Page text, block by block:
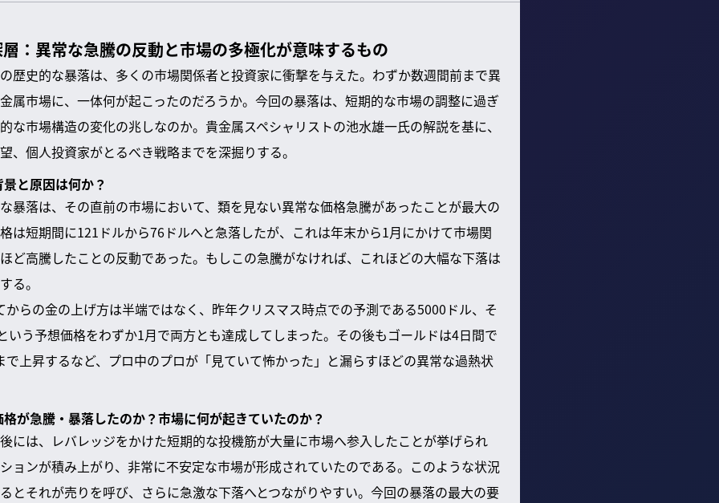
：異常な急騰の反動と市場の多極化が意味するもの
歴史的な暴落は、多くの市場関係者と投資家に衝撃を与えた。わずか数週間前まで異
属市場に、一体何が起こったのだろうか。今回の暴落は、短期的な市場の調整に過ぎ
な市場構造の変化の兆しなのか。貴金属スペシャリストの池水雄一氏の解説を基に、
、個人投資家がとるべき戦略までを深掘りする。
と原因は何か？
暴落は、その直前の市場において、類を見ない異常な価格急騰があったことが最大の
は短期間に121ドルから76ドルへと急落したが、これは年末から1月にかけて市場関
ど高騰したことの反動であった。もしこの急騰がなければ、これほどの大幅な下落は
る。
らの金の上げ方は半端ではなく、昨年クリスマス時点での予測である5000ドル、そ
いう予想価格をわずか1月で両方とも達成してしまった。その後もゴールドは4日間で
上昇するなど、プロ中のプロが「見ていて怖かった」と漏らすほどの異常な過熱状
が急騰・暴落したのか？市場に何が起きていたのか？
には、レバレッジをかけた短期的な投機筋が大量に市場へ参入したことが挙げられ
ョンが積み上がり、非常に不安定な市場が形成されていたのである。このような状況
とそれが売りを呼び、さらに急激な下落へとつながりやすい。今回の暴落の最大の要